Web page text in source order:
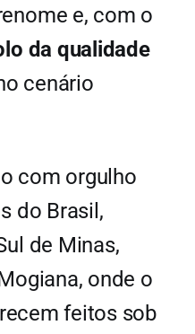
e, com o
da qualidade
cenário
com orgulho
do Brasil,
de Minas,
onde o
feitos sob